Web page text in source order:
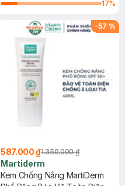
17%
-57 %
587.000 ₫1.350.000 ₫
Martiderm
Kem Chống Nắng MartiDerm